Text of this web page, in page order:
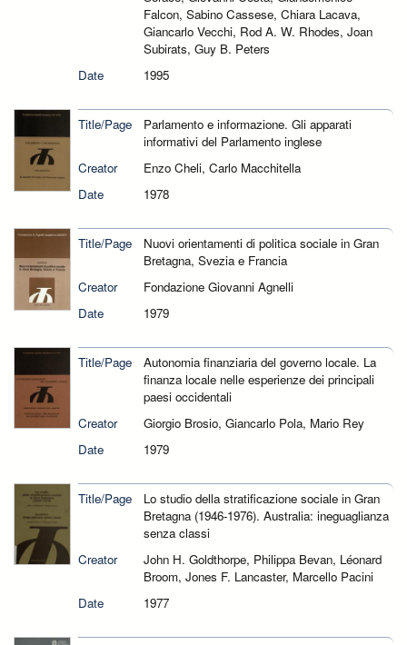
Falcon, Sabino Cassese, Chiara Lacava,
Giancarlo Vecchi, Rod A. W. Rhodes, Joan
Subirats, Guy B. Peters
Date
1995
Title/Page
Parlamento e informazione. Gli apparati
informativi del Parlamento inglese
Creator
Enzo Cheli, Carlo Macchitella
Date
1978
Title/Page
Nuovi orientamenti di politica sociale in Gran
Bretagna, Svezia e Francia
Creator
Fondazione Giovanni Agnelli
Date
1979
Title/Page
Autonomia finanziaria del governo locale. La
finanza locale nelle esperienze dei principali
paesi occidentali
Creator
Giorgio Brosio, Giancarlo Pola, Mario Rey
Date
1979
Title/Page
Lo studio della stratificazione sociale in Gran
Bretagna (1946-1976). Australia: ineguaglianza
senza classi
Creator
John H. Goldthorpe, Philippa Bevan, Léonard
Broom, Jones F. Lancaster, Marcello Pacini
Date
1977